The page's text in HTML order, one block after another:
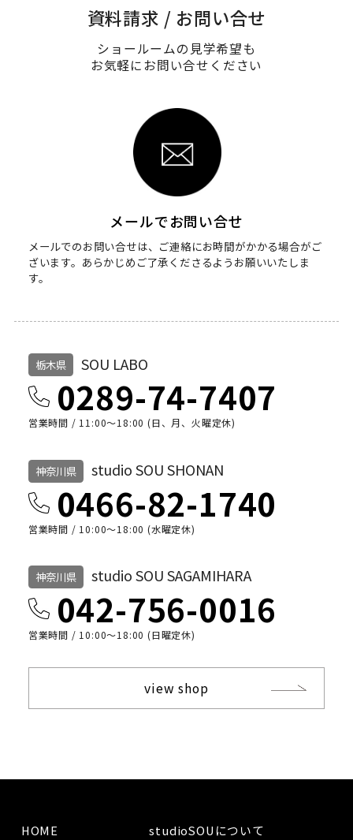
資料請求 / お問い合せ
ショールームの見学希望も
お気軽にお問い合せください
メールでお問い合せ
メールでのお問い合せは、ご連絡にお時間がかかる場合がご
ざいます。 あらかじめご了承くださるようお願いいたしま
す。
栃木県 SOU LABO
0289-74-7407
営業時間 / 11:00～18:00 (日、月、火曜定休)
神奈川県 studio SOU SHONAN
0466-82-1740
営業時間 / 10:00〜18:00 (水曜定休)
神奈川県 studio SOU SAGAMIHARA
042-756-0016
営業時間 / 10:00〜18:00 (日曜定休)
view shop
HOME studioSOUについて